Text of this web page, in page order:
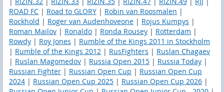
ROAD FC | Road to GLORY | Robin van Roosmalen |
Rockhold | Roger van Audenhoveone | Rojus Kumpys |
Roman Mailov | Ronaldo | Ronda Rousey | Rotterdam |
Rowdy | Roy Jones | Rumble of the Kings 2011 in Stockholm
| Rumble of the Kings 2012 | RusFighters | Ruslan Chagaev
| Ruslan Magomedov | Russia Open 2015 | Russia Today |
Russian Fighter | Russian Open Cup | Russian Open Cup
2024 | Russian Open Cup 2025 | Russian Open Cup 2026 |